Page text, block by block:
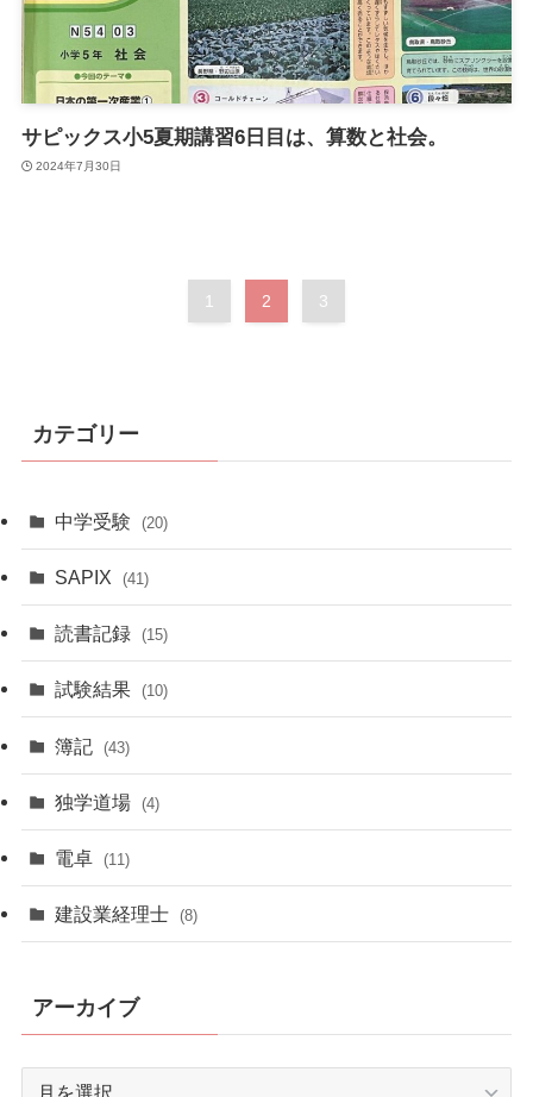
サピックス小5夏期講習6日目は、算数と社会。
2024年7月30日
1 2 3
カテゴリー
中学受験 (20)
SAPIX (41)
読書記録 (15)
試験結果 (10)
簿記 (43)
独学道場 (4)
電卓 (11)
建設業経理士 (8)
アーカイブ